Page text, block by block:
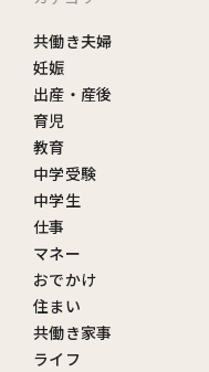
共働き夫婦
妊娠
出産・産後
育児
教育
中学受験
中学生
仕事
マネー
おでかけ
住まい
共働き家事
ライフ